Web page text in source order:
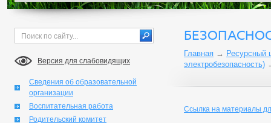
Версия для слабовидящих
Сведения об образовательной
организации
Воспитательная работа
Родительский комитет
Главная → Ресурсный
электробезопасность)
Ссылка на материалы